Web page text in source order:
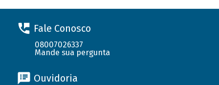
Fale Conosco
08007026337
Mande sua pergunta
Ouvidoria